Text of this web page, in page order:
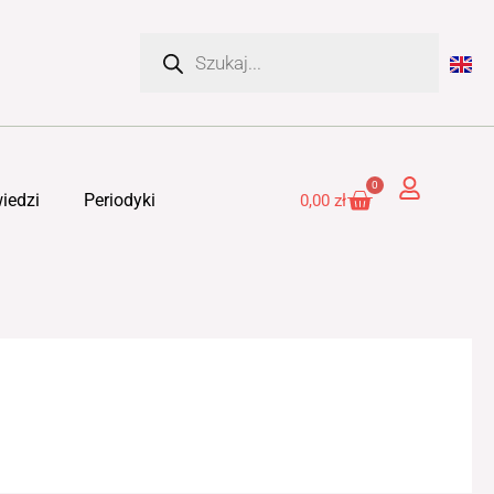
Periodyki 0,00zł
0
Cart